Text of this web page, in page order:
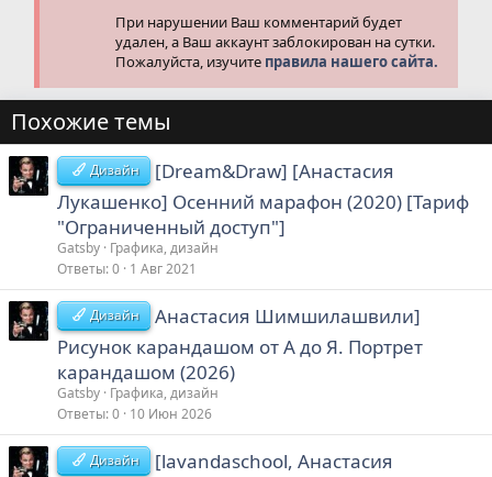
При нарушении Ваш комментарий будет
удален, а Ваш аккаунт заблокирован на сутки.
Пожалуйста, изучите правила нашего сайта.
Похожие темы
Дизайн
[Dream&Draw] [Анастасия
Лукашенко] Осенний марафон (2020) [Тариф
"Ограниченный доступ"]
Gatsby Графика, дизайн
Ответы 0 1 Авг 2021
Дизайн
Анастасия Шимшилашвили]
Рисунок карандашом от А до Я. Портрет
карандашом (2026)
Gatsby Графика, дизайн
Ответы 0 10 Июн 2026
Дизайн
[lavandaschool, Анастасия